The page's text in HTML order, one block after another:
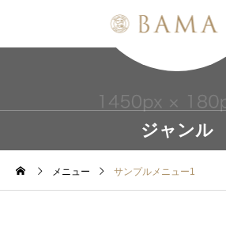
ジャンル
メニュー サンプルメニュー1